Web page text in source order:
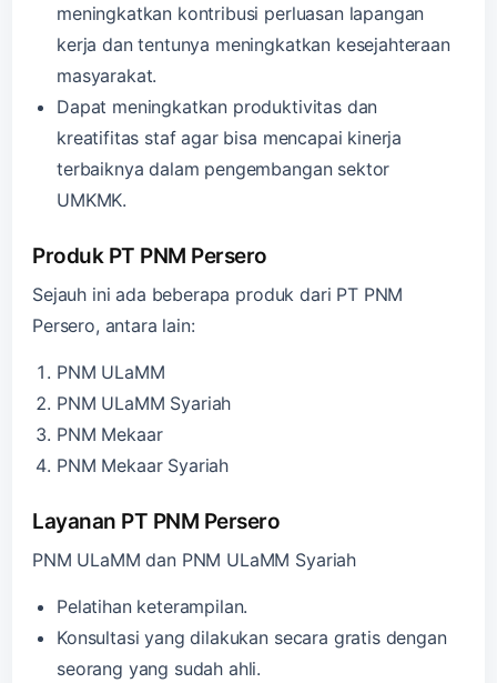
meningkatkan kontribusi perluasan lapangan
kerja dan tentunya meningkatkan kesejahteraan
masyarakat.
Dapat meningkatkan produktivitas dan
kreatifitas staf agar bisa mencapai kinerja
terbaiknya dalam pengembangan sektor
UMKMK.
Produk PT PNM Persero
Sejauh ini ada beberapa produk dari PT PNM
Persero, antara lain:
PNM ULaMM
PNM ULaMM Syariah
PNM Mekaar
PNM Mekaar Syariah
Layanan PT PNM Persero
PNM ULaMM dan PNM ULaMM Syariah
Pelatihan keterampilan.
Konsultasi yang dilakukan secara gratis dengan
seorang yang sudah ahli.